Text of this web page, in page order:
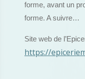
forme, avant un
forme. A suivre…
Site web de
https://